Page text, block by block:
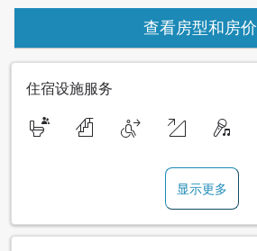
查看房型和房价
住宿设施服务
显示更多